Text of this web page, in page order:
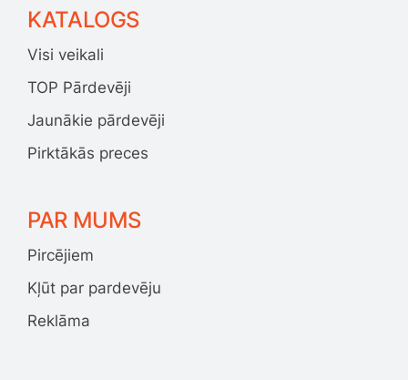
KATALOGS
Visi veikali
TOP Pārdevēji
Jaunākie pārdevēji
Pirktākās preces
PAR MUMS
Pircējiem
Kļūt par pardevēju
Reklāma